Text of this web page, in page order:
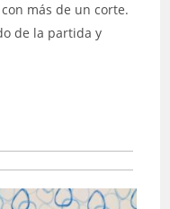
más de un corte.
de la partida y